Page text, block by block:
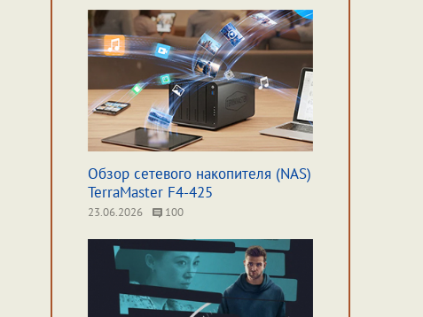
Обзор сетевого накопителя (NAS)
TerraMaster F4-425
23.06.2026 100